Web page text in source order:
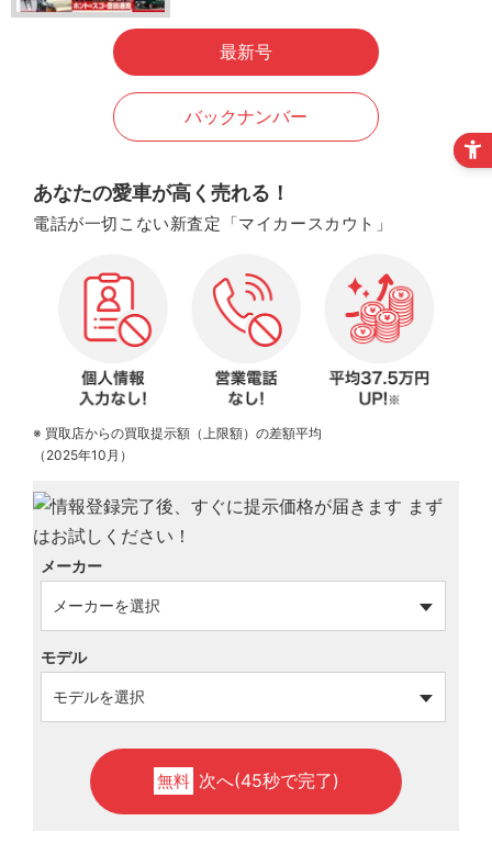
最新号
バックナンバー
あなたの愛車が高く売れる！
電話が一切こない新査定「マイカースカウト」
※ 買取店からの買取提示額（上限額）の差額平均
（2025年10月）
メーカー
モデル
無料 次へ(45秒で完了)